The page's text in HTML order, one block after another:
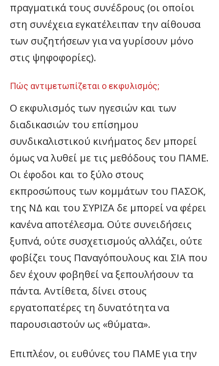
πραγματικά τους συνέδρους (οι οποίοι
στη συνέχεια εγκατέλειπαν την αίθουσα
των συζητήσεων για να γυρίσουν μόνο
στις ψηφοφορίες).
Πώς αντιμετωπίζεται ο εκφυλισμός;
Ο εκφυλισμός των ηγεσιών και των
διαδικασιών του επίσημου
συνδικαλιστικού κινήματος δεν μπορεί
όμως να λυθεί με τις μεθόδους του ΠΑΜΕ.
Οι έφοδοι και το ξύλο στους
εκπροσώπους των κομμάτων του ΠΑΣΟΚ,
της ΝΔ και του ΣΥΡΙΖΑ δε μπορεί να φέρει
κανένα αποτέλεσμα. Ούτε συνειδήσεις
ξυπνά, ούτε συσχετισμούς αλλάζει, ούτε
φοβίζει τους Παναγόπουλους και ΣΙΑ που
δεν έχουν φοβηθεί να ξεπουλήσουν τα
πάντα. Αντίθετα, δίνει στους
εργατοπατέρες τη δυνατότητα να
παρουσιαστούν ως «θύματα».
Επιπλέον, οι ευθύνες του ΠΑΜΕ για την